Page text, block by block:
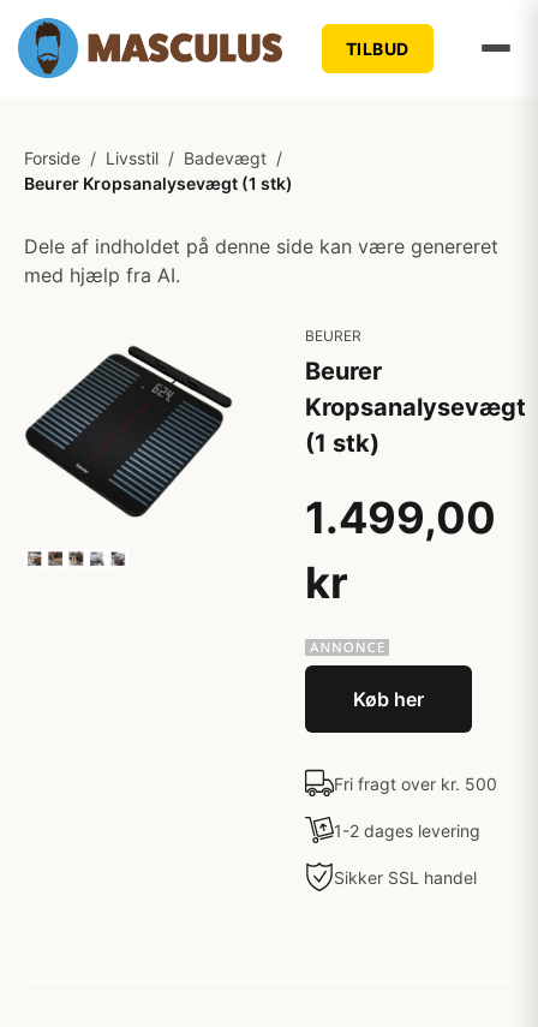
TILBUD
Forside / Livsstil / Badevægt /
Beurer Kropsanalysevægt (1 stk)
Dele af indholdet på denne side kan være genereret
med hjælp fra AI.
BEURER
Beurer
Kropsanalysevægt
(1 stk)
1.499,00
kr
Køb her
Fri fragt over kr. 500
1-2 dages levering
Sikker SSL handel